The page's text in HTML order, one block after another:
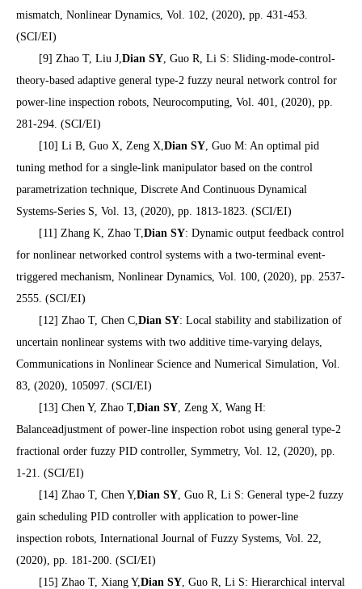
mismatch, Nonlinear Dynamics, Vol. 102, (2020), pp. 431-453.
(SCI/EI)
[9] Zhao T, Liu J, Dian SY , Guo R, Li S: Sliding-mode-control-
theory-based adaptive general type-2 fuzzy neural network control for
power-line inspection robots, Neurocomputing, Vol. 401, (2020), pp.
281-294. (SCI/EI)
[10] Li B, Guo X, Zeng X, Dian SY , Guo M: An optimal pid
tuning method for a single-link manipulator based on the control
parametrization technique, Discrete And Continuous Dynamical
Systems-Series S, Vol. 13, (2020), pp. 1813-1823. (SCI/EI)
[11] Zhang K, Zhao T, Dian SY: Dynamic output feedback control
for nonlinear networked control systems with a two-terminal event-
triggered mechanism, Nonlinear Dynamics, Vol. 100, (2020), pp. 2537-
2555. (SCI/EI)
[12] Zhao T, Chen C, Dian SY: Local stability and stabilization of
uncertain nonlinear systems with two additive time-varying delays,
Communications in Nonlinear Science and Numerical Simulation, Vol.
83, (2020), 105097. (SCI/EI)
[13] Chen Y, Zhao T, Dian SY , Zeng X, Wang H:
Balanceadjustment of power-line inspection robot using general type-2
fractional order fuzzy PID controller, Symmetry, Vol. 12, (2020), pp.
1-21. (SCI/EI)
[14] Zhao T, Chen Y,Dian SY , Guo R, Li S: General type-2 fuzzy
gain scheduling PID controller with application to power-line
inspection robots, International Journal of Fuzzy Systems, Vol. 22,
(2020), pp. 181-200. (SCI/EI)
[15] Zhao T, Xiang Y,Dian SY , Guo R, Li S: Hierarchical interval